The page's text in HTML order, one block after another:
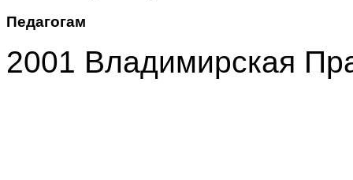
Педагогам
2001 Владимирская